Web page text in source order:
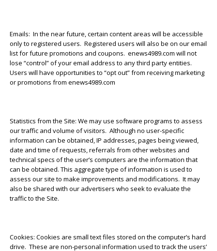
Emails: In the near future, certain content areas will be accessible
only to registered users. Registered users will also be on our email
list for future promotions and coupons. enews4989.com will not
lose “control” of your email address to any third party entities.
Users will have opportunities to “opt out” from receiving marketing
or promotions from enews4989.com
Statistics from the Site: We may use software programs to assess
our traffic and volume of visitors. Although no user-specific
information can be obtained, IP addresses, pages being viewed,
date and time of requests, referrals from other websites and
technical specs of the user’s computers are the information that
can be obtained. This aggregate type of information is used to
assess our site to make improvements and modifications. It may
also be shared with our advertisers who seek to evaluate the
traffic to the Site.
Cookies: Cookies are small text files stored on the computer’s hard
drive. These are non-personal information used to track the users’